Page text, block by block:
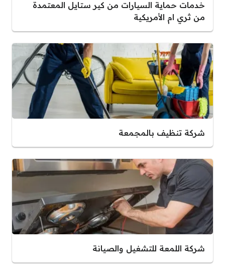
خدمات حماية السيارات من كير ستايل المعتمدة
من ثري ام الأمريكية
شركة تنظيف بالمجمعة
شركة اللمعة للتشغيل والصيانة